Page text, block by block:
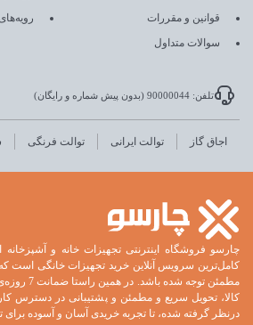
قوانین و مقررات
سوالات متداول
تلفن: 90000044 (بدون پیش شماره و رایگان)
اجاق گاز توالت ایرانی توالت فرنگی
چارسو فروشگاه اینترنتی تجهیزات خانه و
کامل‌ترین سرویس آنلاین خرید تجهیزات خانگی است
مطمئن توجه
کالا، تحویل سریع و مطمئن و پشتیبانی در دسترس
درنظر گرفته شده، تا تجربه خریدی آسان و آسوده